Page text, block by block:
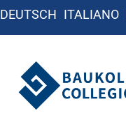
DEUTSCH ITALIANO